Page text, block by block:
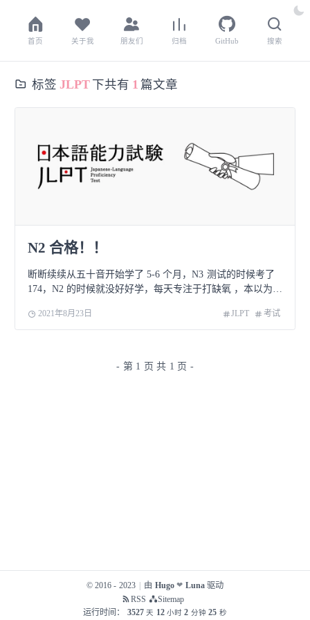
首页 关于我 朋友们 归档 GitHub 搜索
标签 JLPT 下共有 1 篇文章
N2 合格！！
断断续续从五十音开始学了 5-6 个月，N3 测试的时候考了
174，N2 的时候就没好好学，每天专注于打缺氧 ，本以为这
2021年8月23日 JLPT 考试
- 第 1 页 共 1 页 -
© 2016 - 2023 由 Hugo ❤ Luna 驱动
RSS
Sitemap
运行时间： 3527 天 12 小时 2 分钟 25 秒